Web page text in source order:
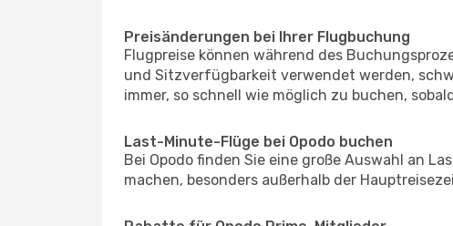
Preisänderungen bei Ihrer Flugbuchung
Flugpreise können während des
und Sitzverfügbarkeit verwendet werden,
immer, so schnell wie möglich zu buchen,
Last-Minute-Flüge bei Opodo buchen
Bei Opodo finden Sie eine große Auswahl an
machen, besonders außerhalb der